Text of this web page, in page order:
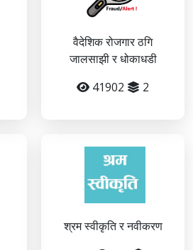
वैदेशिक रोजगार ठगि
जालसाझी र धोकाधडी
41902
2
श्रम स्वीकृति र नवीकरण